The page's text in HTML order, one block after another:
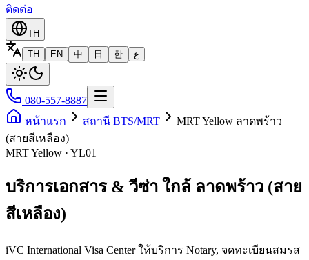
ติดต่อ
TH
TH
EN 中 日 한 ع
080-557-8887
หน้าแรก
สถานี BTS/MRT
MRT Yellow ลาดพร้าว
(สายสีเหลือง)
MRT Yellow · YL01
บริการเอกสาร & วีซ่า ใกล้ ลาดพร้าว (สาย
สีเหลือง)
iVC International Visa Center ให้บริการ Notary, จดทะเบียนสมรส